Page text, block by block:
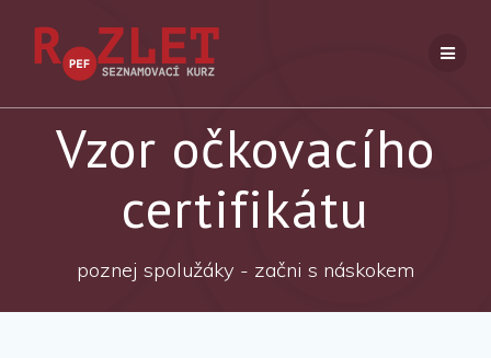
Vzor očkovacího
certifikátu
poznej spolužáky - začni s náskokem